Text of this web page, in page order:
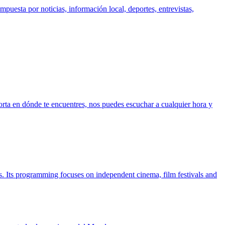
por noticias, información local, deportes, entrevistas,
en dónde te encuentres, nos puedes escuchar a cualquier hora y
programming focuses on independent cinema, film festivals and